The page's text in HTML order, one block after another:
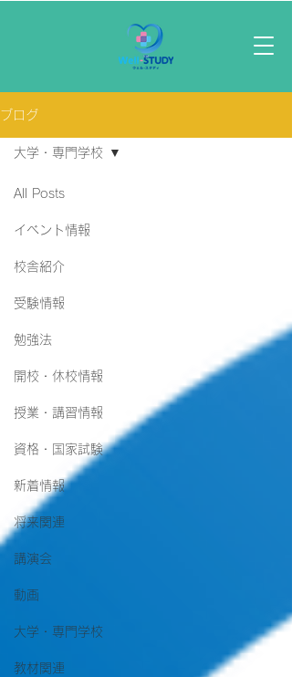
ブログ
All Posts
イベント情報
校舎紹介
受験情報
勉強法
開校・休校情報
授業・講習情報
資格・国家試験
新着情報
将来関連
講演会
動画
大学・専門学校
教材関連
大学・専門学校